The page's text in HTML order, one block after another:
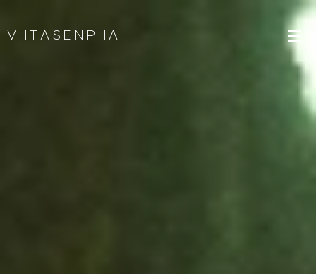
V I I T A S E N P I I A